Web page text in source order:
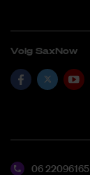
Volg SaxNow
06 22096165